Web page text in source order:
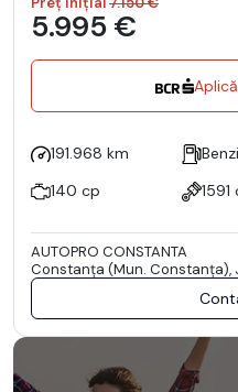
5.995 €
191.968 km
140 cp
1591
AUTOPRO CONSTANTA
Constanţa (Mun. Constanţa),